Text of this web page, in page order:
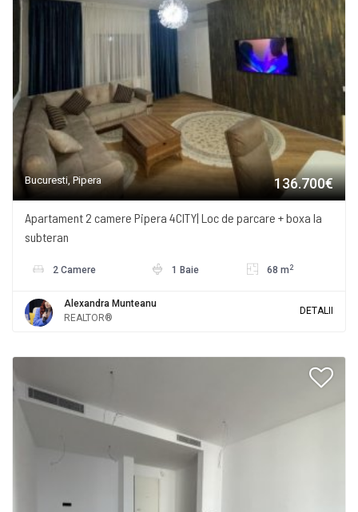
Bucuresti, Pipera 136.700€
Apartament 2 camere Pipera 4CITY| Loc de parcare + boxa la
subteran
2 Camere 1 Baie 68 m 2
Alexandra Munteanu
REALTOR®
DETALII